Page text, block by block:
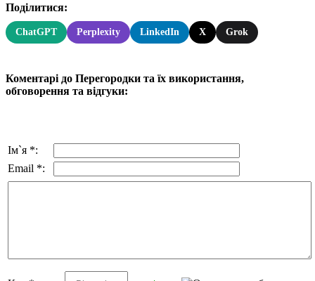
Поділитися:
ChatGPT Perplexity LinkedIn X Grok
Коментарі до Перегородки та їх використання,
обговорення та відгуки:
Ім`я *:
Email *: